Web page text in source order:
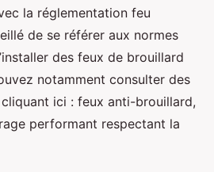
la réglementation feu
de se référer aux normes
des feux de brouillard
notamment consulter des
ici : feux anti-brouillard,
performant respectant la